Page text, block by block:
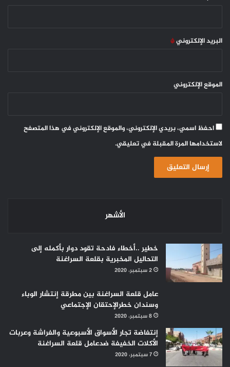
البريد الإلكتروني*
الموقع الإلكتروني
احفظ اسمي، بريدي الإلكتروني، والموقع الإلكتروني في هذا المتصفح
لاستخدامها المرة المقبلة في تعليقي.
الأشهر
خطير ..أخطاء فادحة تقود دوار بأكمله إلى
التحاليل المخبرية بقلعة السراغنة
2 سبتمبر، 2020
عامل قلعة السراغنة بين مطرقة إنتشار الوباء
وسندان خطرالإحتقان الإجتماعي
8 سبتمبر، 2020
إنتفاضة تجار الأسواق الأسبوعية والفراشة وعربات
الأكلات الخفيفة ضدعامل قلعة السراغنة
7 سبتمبر، 2020